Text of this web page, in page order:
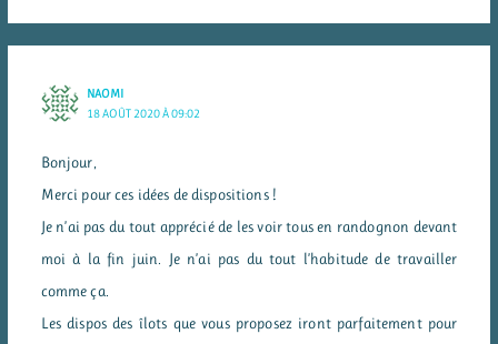
NAOMI
18 AOÛT 2020 À 09:02
Bonjour,
Merci pour ces idées de dispositions !
Je n’ai pas du tout apprécié de les voir tous en randognon devant
moi à la fin juin. Je n’ai pas du tout l’habitude de travailler
comme ça.
Les dispos des îlots que vous proposez iront parfaitement pour